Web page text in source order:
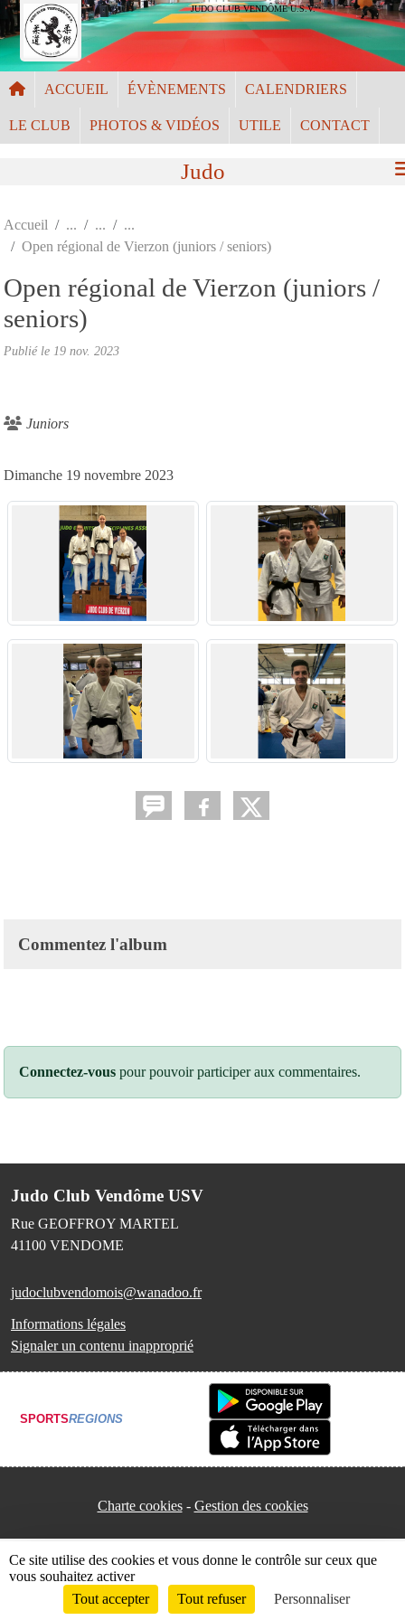
JUDO CLUB VENDÔME U.S.V.
ACCUEIL ÉVÈNEMENTS CALENDRIERS
LE CLUB PHOTOS & VIDÉOS UTILE CONTACT
Judo
Accueil
Open régional de Vierzon (juniors / seniors)
Open régional de Vierzon (juniors /
seniors)
Publié le 19 nov. 2023
Juniors
Dimanche 19 novembre 2023
Commentez l'album
Connectez-vous pour pouvoir participer aux commentaires.
Judo Club Vendôme USV
Rue GEOFFROY MARTEL
41100 VENDOME
judoclubvendomois@wanadoo.fr
Informations légales
Signaler un contenu inapproprié
SPORTSREGIONS
Charte cookies Gestion des cookies
Envie de participer ? Connexion
Panneau de gestion des cookies
Ce site utilise des cookies et vous donne le contrôle sur ceux que
vous souhaitez activer
Tout accepter
Tout refuser Personnaliser